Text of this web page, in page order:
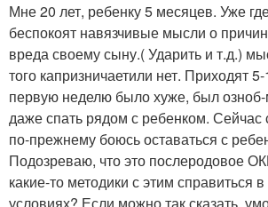
Мне 20 лет, ребенку 5 месяцев. Уже
беспокоят навязчивые мысли о
вреда своему сыну.( Ударить и т.д.)
того капризничаетили нет. Приходят
первую неделю было хуже, был
даже спать рядом с ребенком. Сейчас
по-прежнему боюсь оставаться с
Подозреваю, что это послеродовое
какие-то методики с этим справиться